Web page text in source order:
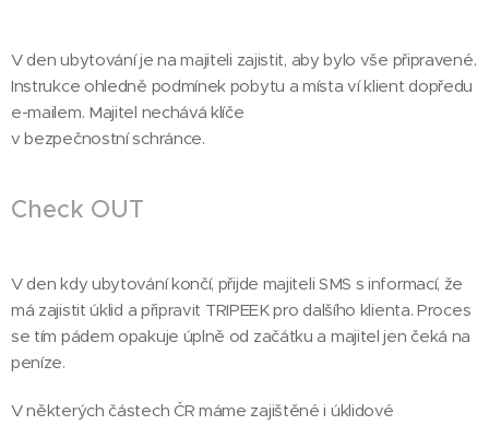
V den ubytování je na majiteli zajistit, aby bylo vše připravené.
Instrukce ohledně podmínek pobytu a místa ví klient dopředu
e-mailem. Majitel nechává klíče
v bezpečnostní schránce.
Check OUT
V den kdy ubytování končí, přijde majiteli SMS s informací, že
má zajistit úklid a připravit TRIPEEK pro dalšího klienta. Proces
se tím pádem opakuje úplně od začátku a majitel jen čeká na
peníze.
V některých částech ČR máme zajištěné i úklidové